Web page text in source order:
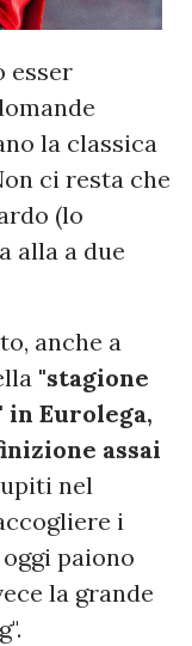
esser
la classica
ci resta che
(lo
alla a due
anche a
"stagione
Eurolega,
assai
nel
i
paiono
la grande